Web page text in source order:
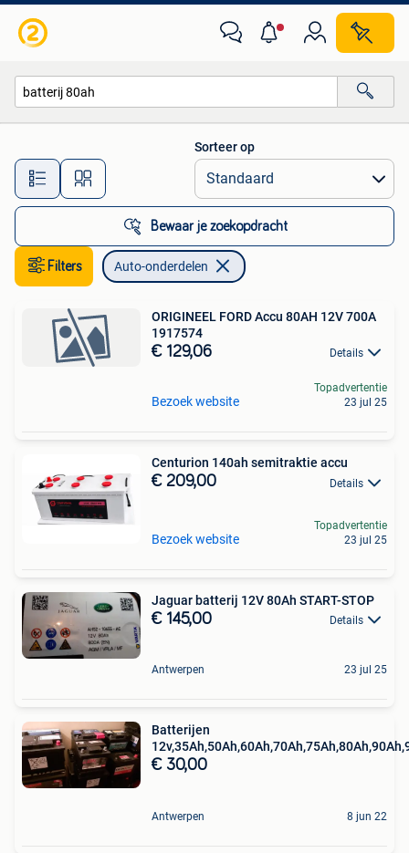
Alle afstanden…
Sorteer op
Bewaar je zoekopdracht
Filters Auto-onderdelen
ORIGINEEL FORD Accu 80AH 12V 700A
1917574
€ 129,06 Details
Bezoek website
Topadvertentie
23 jul 25
Centurion 140ah semitraktie accu
€ 209,00 Details
Bezoek website
Topadvertentie
23 jul 25
Jaguar batterij 12V 80Ah START-STOP
€ 145,00 Details
Antwerpen 23 jul 25
Batterijen
€ 30,00
Antwerpen 8 jun 22